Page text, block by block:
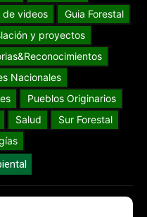
de videos
Guia Forestal
y proyectos
Nacionales
Pueblos Originarios
Salud
Sur Forestal